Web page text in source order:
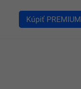
Kúpiť PREMIUM